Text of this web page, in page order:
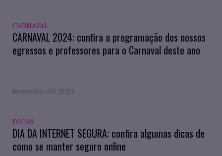
CARNAVAL
CARNAVAL 2024: confira a programação dos nossos
egressos e professores para o Carnaval deste ano
fevereiro. 09, 2024
DICAS
DIA DA INTERNET SEGURA: confira algumas dicas de
como se manter seguro online